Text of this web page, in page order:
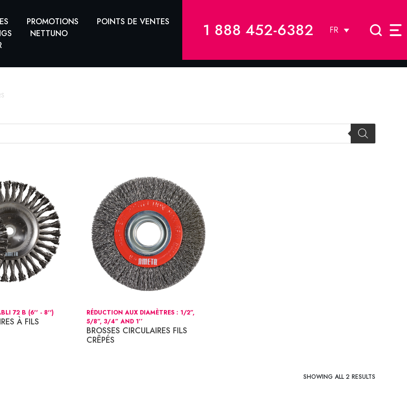
PROMOTIONS
POINTS DE VENTES
NETTUNO
1 888 452-6382 FR
72 B (6'' - 8'')
À FILS
RÉDUCTION AUX DIAMÈTRES : 1/2”,
5/8”, 3/4” AND 1’’
BROSSES CIRCULAIRES FILS
CRÊPÉS
SHOWING ALL 2 RESULTS